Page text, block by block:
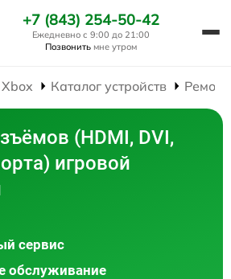
+7 (843) 254-50-42
Ежедневно с 9:00 до 21:00
Позвонить мне утром
Каталог устройств
(HDMI, DVI,
игровой
сервис
обслуживание